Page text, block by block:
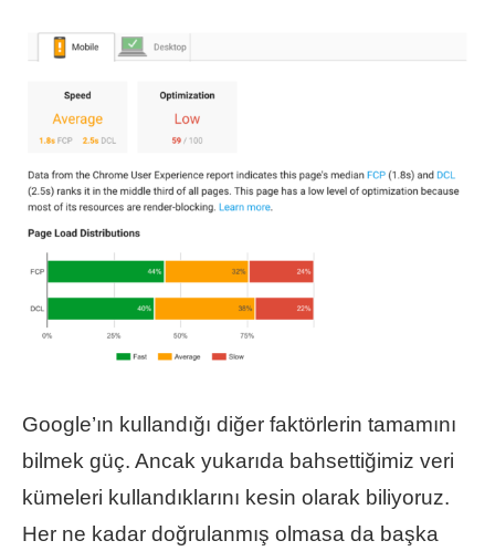
Google’ın kullandığı diğer faktörlerin tamamını
bilmek güç. Ancak yukarıda bahsettiğimiz veri
kümeleri kullandıklarını kesin olarak biliyoruz.
Her ne kadar doğrulanmış olmasa da başka